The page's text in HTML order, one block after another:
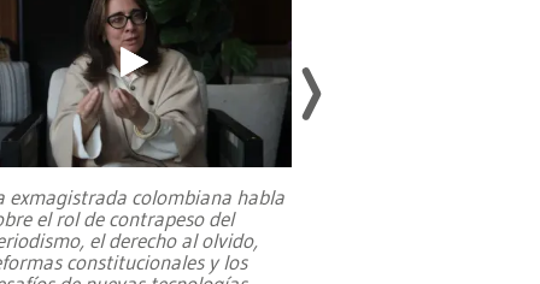
exmagistrada colombiana habla
el rol de contrapeso del
el derecho al olvido,
constitucionales y los